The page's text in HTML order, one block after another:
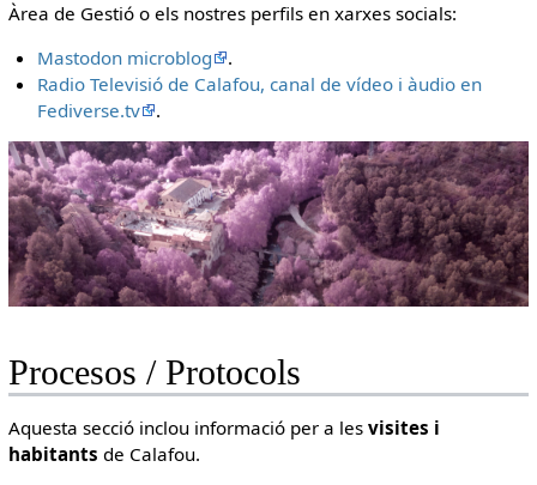
Àrea de Gestió o els nostres perfils en xarxes socials:
Mastodon microblog
.
Radio Televisió de Calafou, canal de vídeo i àudio en
Fediverse.tv
.
Procesos / Protocols
Aquesta secció inclou informació per a les visites i
habitants de Calafou.